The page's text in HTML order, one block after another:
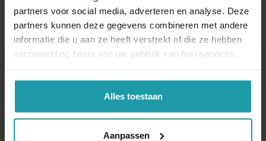
partners voor social media, adverteren en analyse. Deze
partners kunnen deze gegevens combineren met andere
informatie die u aan ze heeft verstrekt of die ze hebben
verzameld op basis van uw gebruik van hun services.
Alles toestaan
Aanpassen
Andere interessante artikelen